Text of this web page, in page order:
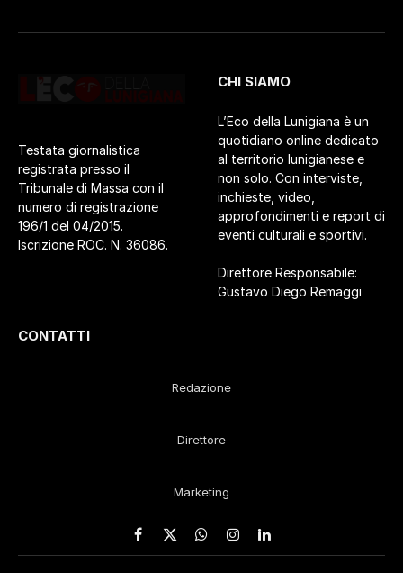
Testata giornalistica
registrata presso il
Tribunale di Massa con il
numero di registrazione
196/1 del 04/2015.
Iscrizione ROC. N. 36086.
CHI SIAMO
L’Eco della Lunigiana è un
quotidiano online dedicato
al territorio lunigianese e
non solo. Con interviste,
inchieste, video,
approfondimenti e report di
eventi culturali e sportivi.
Direttore Responsabile:
Gustavo Diego Remaggi
CONTATTI
Redazione
Direttore
Marketing
Facebook
X
WhatsApp
Instagram
LinkedIn